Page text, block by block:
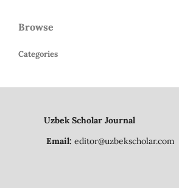
Browse
Categories
Uzbek Scholar Journal
Email: editor@uzbekscholar.com